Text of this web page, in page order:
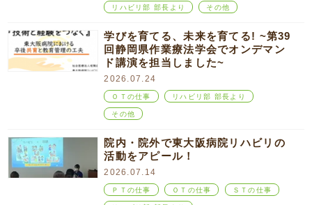
リハビリ部 部長より その他
学びを育てる、未来を育てる! ~第39
回静岡県作業療法学会でオンデマン
ド講演を担当しました~
2026.07.24
ＯＴの仕事 リハビリ部 部長より
その他
院内・院外で東大阪病院リハビリの
活動をアピール！
2026.07.14
ＰＴの仕事 ＯＴの仕事 ＳＴの仕事